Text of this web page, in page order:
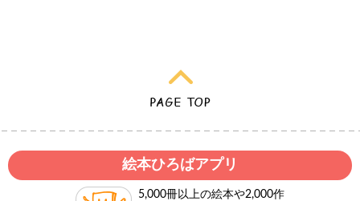
絵本ひろばアプリ
5,000冊以上の絵本や2,000作